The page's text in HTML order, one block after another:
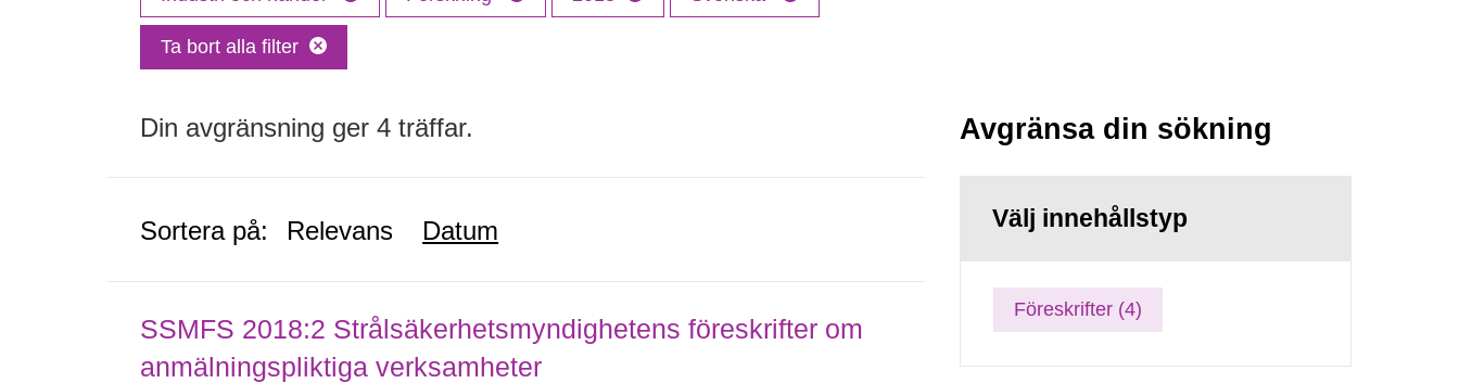
Ta bort alla filter
Din avgränsning ger 4 träffar.
Sortera på: Relevans Datum
SSMFS 2018:2 Strålsäkerhetsmyndighetens föreskrifter om
anmälningspliktiga verksamheter
Avgränsa din sökning
Välj innehållstyp
Föreskrifter (4)